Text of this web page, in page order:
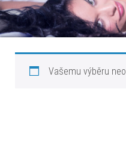
Vašemu výběru